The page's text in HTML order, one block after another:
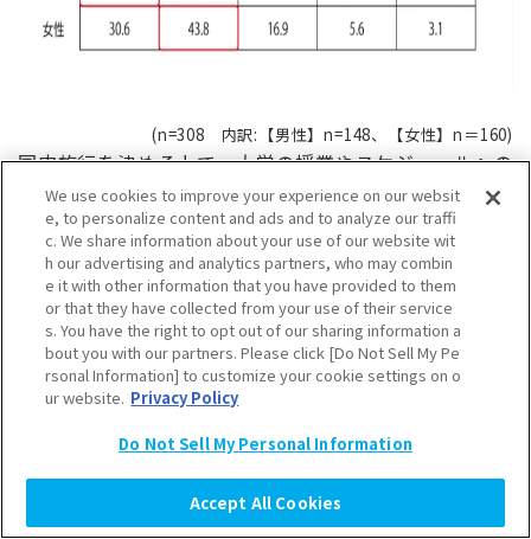
(n=308 内訳:【男性】n=148、【女性】n＝160)
国内旅行を決める上で、大学の授業やスケジュールへの
配慮は、「ある程度配慮する」37.7%、僅差で「とて
も配慮する」37.3%が並びました。二つを合わせた
【配慮する派】は約8割に達し、多くの学生が学業に配
慮して旅行計画を立てることがわかりました。
特に、男性は「とても配慮する」44.6%が高く、大学
のスケジュールを気にしているようです。女性は「ある
程度配慮する」43.8%が最多になり、学業を考慮しつつ
もスケジュールを調整して旅行をしようとするスタン
Q.授業期間に旅行を計画する場合、どのように
対応することが多いですか？【複数回答】
We use cookies to improve your experience on our websit
e, to personalize content and ads and to analyze our traffi
c. We share information about your use of our website wit
h our advertising and analytics partners, who may combin
e it with other information that you have provided to them
or that they have collected from your use of their service
s. You have the right to opt out of our sharing information a
bout you with our partners. Please click [Do Not Sell My Pe
rsonal Information] to customize your cookie settings on o
ur website. Privacy Policy
Do Not Sell My Personal Information
Accept All Cookies